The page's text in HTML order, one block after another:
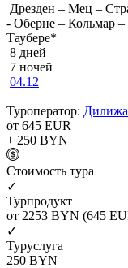
Дрезден – Мец –
- Оберне – Кольмар
Таубере*
8 дней
7 ночей
04.12
Туроператор:
от 645 EUR
+ 250 BYN
Cтоимость тура
✓
Турпродукт
от 2253 BYN (645
✓
Туруслуга
250 BYN